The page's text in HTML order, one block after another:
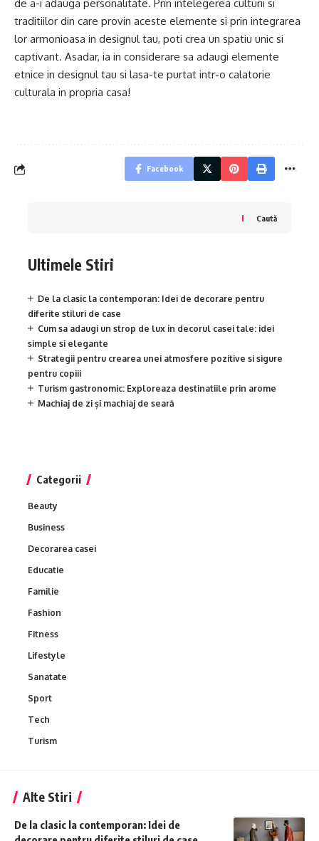
de a-i adauga personalitate. Prin intelegerea culturii si
traditiilor din care provin aceste elemente si prin integrarea
lor armonioasa in designul tau, poti crea un spatiu unic si
captivant. Asadar, ia in considerare sa adaugi elemente
etnice in designul tau si lasa-te purtat intr-o calatorie
culturala in propria casa!
Facebook
Caută
Ultimele Stiri
De la clasic la contemporan: Idei de decorare pentru
diferite stiluri de case
Cum sa adaugi un strop de lux in decorul casei tale: idei
simple si elegante
Strategii pentru crearea unei atmosfere pozitive si sigure
pentru copiii
Turism gastronomic: Exploreaza destinatiile prin arome
Machiaj de zi și machiaj de seară
Categorii
Beauty
Business
Decorarea casei
Educatie
Familie
Fashion
Fitness
Lifestyle
Sanatate
Sport
Tech
Turism
Alte Stiri
De la clasic la contemporan: Idei de